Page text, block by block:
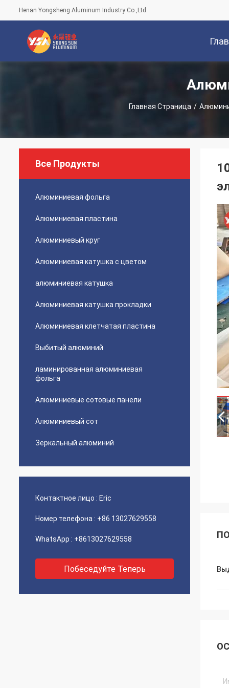
Henan Yongsheng Aluminum Industry Co.,Ltd.
Главная Страница /
Все Продукты
Алюминиевая фольга
Алюминиевая пластина
Алюминиевый круг
Алюминиевая катушка с цветом
алюминиевая катушка
Алюминиевая катушка прокладки
Алюминиевая клетчатая пластина
Выбитый алюминий
ламинированная алюминиевая
фольга
Алюминиевые сотовые панели
Алюминиевый сот
Зеркальный алюминий
Контактное лицо : Eric
Номер телефона : +86 13027629558
WhatsApp : +8613027629558
Побеседуйте Теперь